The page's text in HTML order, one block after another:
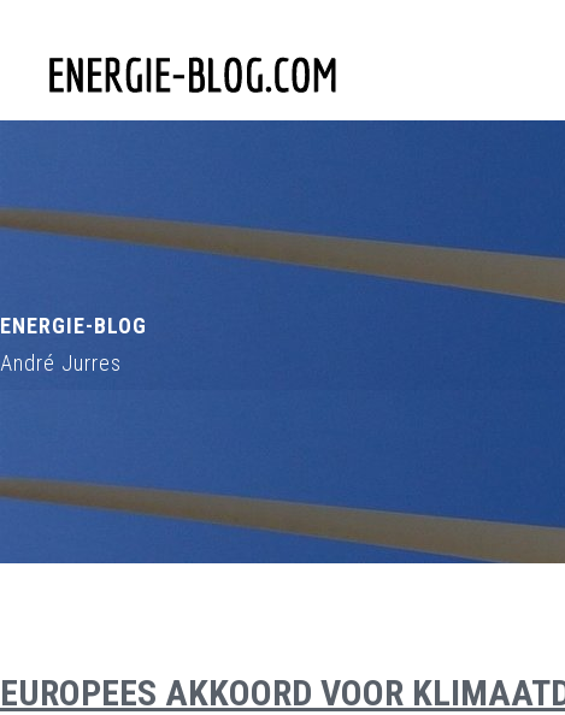
ENERGIE-BLOG
André Jurres
EUROPEES AKKOORD VOOR